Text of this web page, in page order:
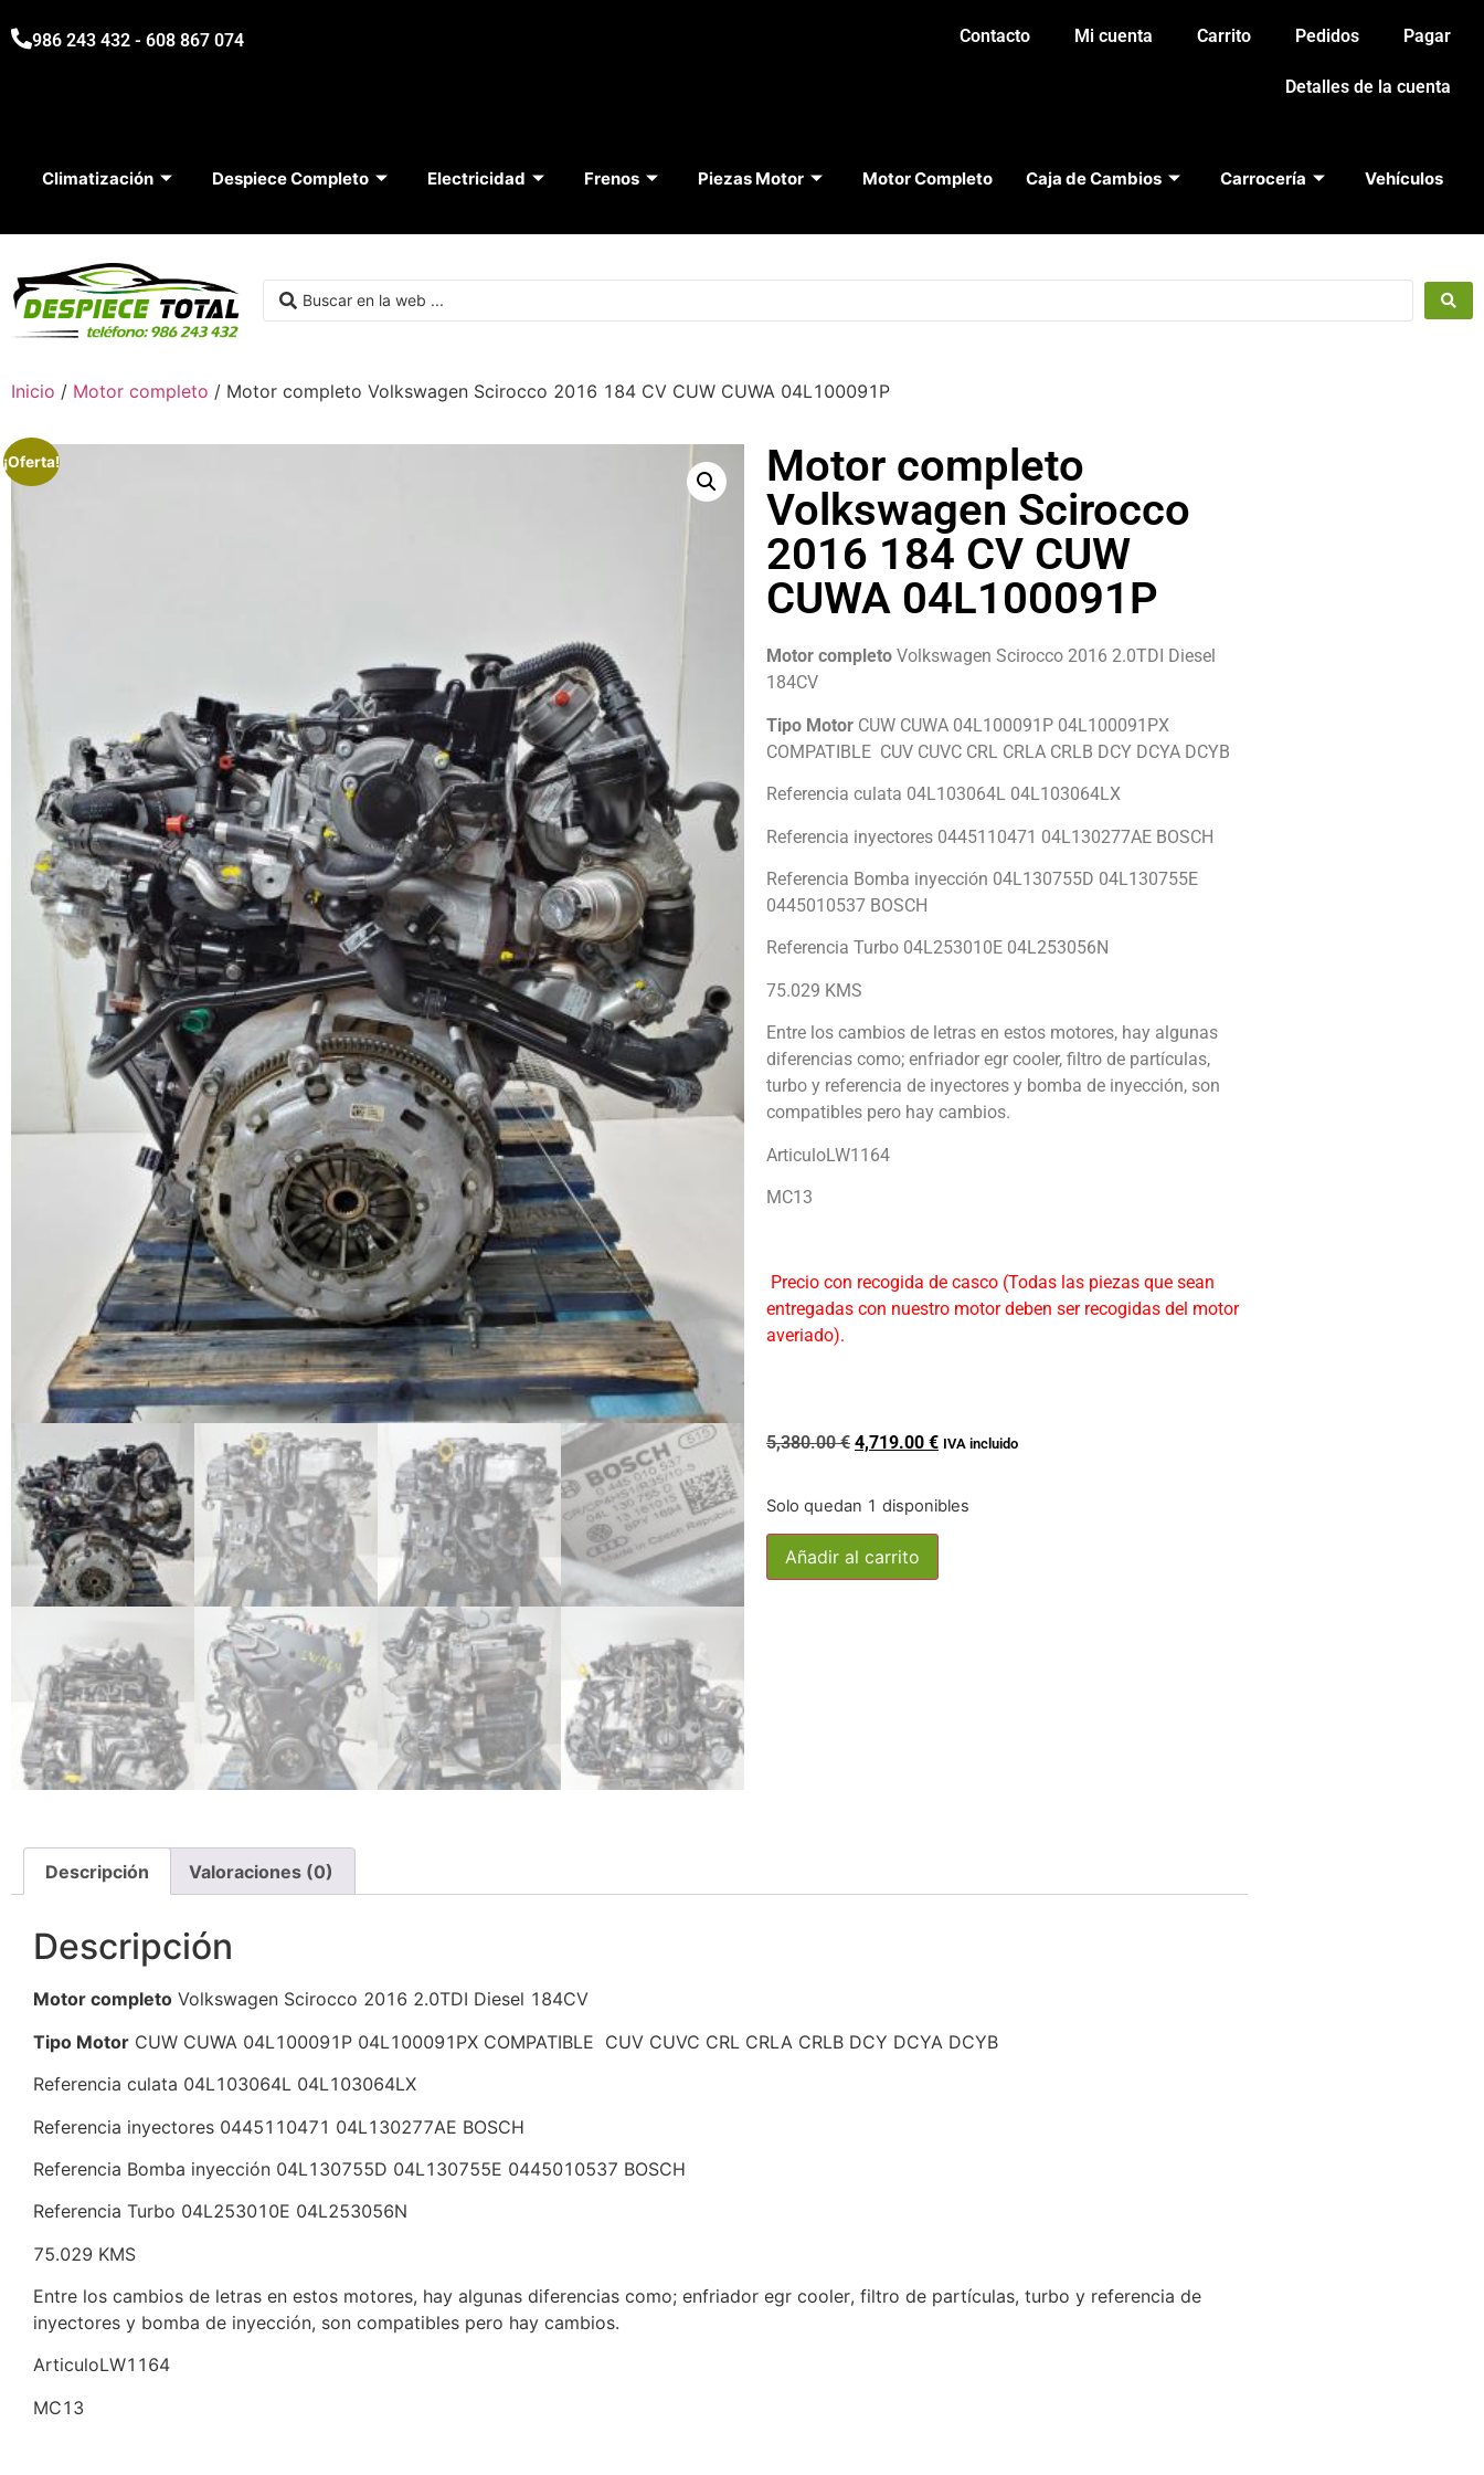
986 243 432 - 608 867 074 Contacto Mi cuenta Carrito Pedidos Pagar
Detalles de la cuenta
Climatización Despiece Completo Electricidad Frenos Piezas Motor Motor Completo Caja de Cambios Carrocería Vehículos
Inicio / Motor completo / Motor completo Volkswagen Scirocco 2016 184 CV CUW CUWA 04L100091P
¡Oferta!
Motor completo
Volkswagen Scirocco
2016 184 CV CUW
CUWA 04L100091P
Motor completo Volkswagen Scirocco 2016 2.0TDI Diesel
184CV
Tipo Motor CUW CUWA 04L100091P 04L100091PX
COMPATIBLE CUV CUVC CRL CRLA CRLB DCY DCYA DCYB
Referencia culata 04L103064L 04L103064LX
Referencia inyectores 0445110471 04L130277AE BOSCH
Referencia Bomba inyección 04L130755D 04L130755E
0445010537 BOSCH
Referencia Turbo 04L253010E 04L253056N
75.029 KMS
Entre los cambios de letras en estos motores, hay algunas
diferencias como; enfriador egr cooler, filtro de partículas,
turbo y referencia de inyectores y bomba de inyección, son
compatibles pero hay cambios.
ArticuloLW1164
MC13
Precio con recogida de casco (Todas las piezas que sean
entregadas con nuestro motor deben ser recogidas del motor
averiado).
5,380.00€ 4,719.00 € IVA incluido
Solo quedan 1 disponibles
Añadir al carrito
Descripción Valoraciones (0)
Descripción
Motor completo Volkswagen Scirocco 2016 2.0TDI Diesel 184CV
Tipo Motor CUW CUWA 04L100091P 04L100091PX COMPATIBLE CUV CUVC CRL CRLA CRLB DCY DCYA DCYB
Referencia culata 04L103064L 04L103064LX
Referencia inyectores 0445110471 04L130277AE BOSCH
Referencia Bomba inyección 04L130755D 04L130755E 0445010537 BOSCH
Referencia Turbo 04L253010E 04L253056N
75.029 KMS
Entre los cambios de letras en estos motores, hay algunas diferencias como; enfriador egr cooler, filtro de partículas, turbo y referencia de
inyectores y bomba de inyección, son compatibles pero hay cambios.
ArticuloLW1164
MC13